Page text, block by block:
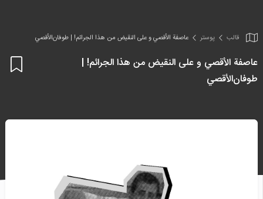
قالب پوستر عاصفة الأقصي و علی النقیض من هذا الجرائم! | طوفان‌الأقصي
عاصفة الأقصي و علی النقیض من هذا الجرائم! |
طوفان‌الأقصي